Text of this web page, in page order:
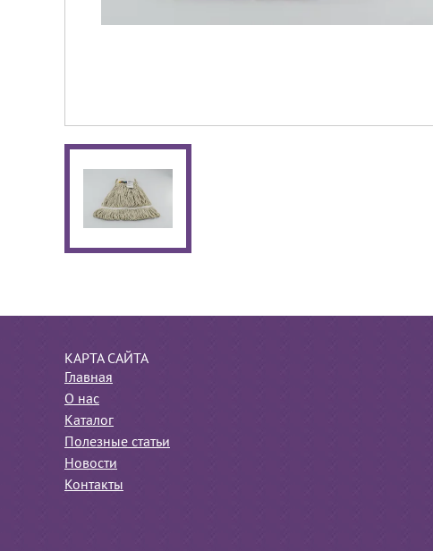
КАРТА САЙТА
Главная
О нас
Каталог
Полезные статьи
Новости
Контакты